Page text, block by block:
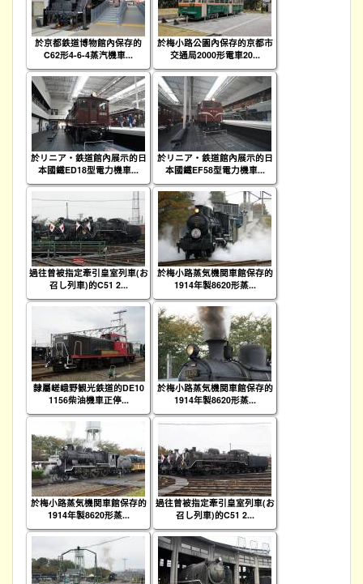
於京都鉄道博物館內保存的
C62形4-6-4蒸汽機車...
於梅小路公園內保存的京都市
交通局2000形電車20...
於リニア・鉄道館內展示的日
本國鐵ED18型電力機車...
於リニア・鉄道館內展示的日
本國鐵EF58型電力機車...
過往曾被指定牽引皇室列車(お
召し列車)的C51 2...
於梅小路蒸気機関車館保存的
1914年製8620形蒸...
隸屬嵯峨野観光鉄道的DE10
1156柴油機車正停...
於梅小路蒸気機関車館保存的
1914年製8620形蒸...
於梅小路蒸気機関車館保存的
1914年製8620形蒸...
過往曾被指定牽引皇室列車(お
召し列車)的C51 2...